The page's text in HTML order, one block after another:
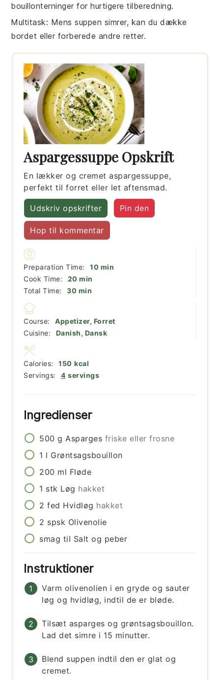
bouillonterninger for hurtigere tilberedning.
Multitask: Mens suppen simrer, kan du dække
bordet eller forberede andre retter.
Aspargessuppe Opskrift
En lækker og cremet aspargessuppe,
perfekt til forret eller let aftensmad.
Udskriv opskrifter Pin den
Hop til kommentar
Preparation Time: 10 minutter
min
Cook Time:
20 minutter
min
Total Time:
30 minutter
min
Course:
Appetizer, Forret
Cuisine:
Danish, Dansk
Servings: 4 servings
Calories: 150 kcal
Ingredienser
500 g Asparges friske eller frosne
1 l Grøntsagsbouillon
200 ml Fløde
1 stk Løg hakket
2 fed Hvidløg hakket
2 spsk Olivenolie
smag til Salt og peber
Instruktioner
Varm olivenolien i en gryde og sauter
løg og hvidløg, indtil de er bløde.
Tilsæt asparges og grøntsagsbouillon.
Lad det simre i 15 minutter.
Blend suppen indtil den er glat og
cremet.